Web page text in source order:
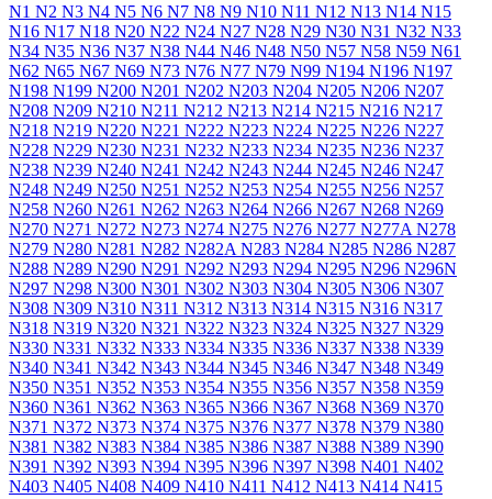
N1 N2 N3 N4 N5 N6 N7 N8 N9 N10 N11 N12 N13 N14 N15
N16 N17 N18 N20 N22 N24 N27 N28 N29 N30 N31 N32 N33
N34 N35 N36 N37 N38 N44 N46 N48 N50 N57 N58 N59 N61
N62 N65 N67 N69 N73 N76 N77 N79 N99 N194 N196 N197
N198 N199 N200 N201 N202 N203 N204 N205 N206 N207
N208 N209 N210 N211 N212 N213 N214 N215 N216 N217
N218 N219 N220 N221 N222 N223 N224 N225 N226 N227
N228 N229 N230 N231 N232 N233 N234 N235 N236 N237
N238 N239 N240 N241 N242 N243 N244 N245 N246 N247
N248 N249 N250 N251 N252 N253 N254 N255 N256 N257
N258 N260 N261 N262 N263 N264 N266 N267 N268 N269
N270 N271 N272 N273 N274 N275 N276 N277 N277A N278
N279 N280 N281 N282 N282A N283 N284 N285 N286 N287
N288 N289 N290 N291 N292 N293 N294 N295 N296 N296N
N297 N298 N300 N301 N302 N303 N304 N305 N306 N307
N308 N309 N310 N311 N312 N313 N314 N315 N316 N317
N318 N319 N320 N321 N322 N323 N324 N325 N327 N329
N330 N331 N332 N333 N334 N335 N336 N337 N338 N339
N340 N341 N342 N343 N344 N345 N346 N347 N348 N349
N350 N351 N352 N353 N354 N355 N356 N357 N358 N359
N360 N361 N362 N363 N365 N366 N367 N368 N369 N370
N371 N372 N373 N374 N375 N376 N377 N378 N379 N380
N381 N382 N383 N384 N385 N386 N387 N388 N389 N390
N391 N392 N393 N394 N395 N396 N397 N398 N401 N402
N403 N405 N408 N409 N410 N411 N412 N413 N414 N415